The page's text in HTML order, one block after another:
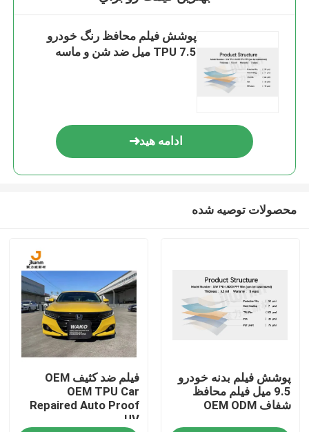
محصولات
پوشش فیلم محافظ رنگ خودرو
TPU 7.5 میل ضد شن و ماسه
ادامه هید
محصولات توصیه شده
پوشش فیلم بدنه خودرو
9.5 میل فیلم محافظ
شفاف OEM ODM
فیلم ضد کثیف OEM
OEM TPU Car
Repaired Auto Proof
UV